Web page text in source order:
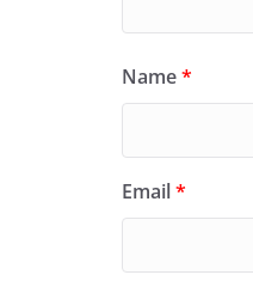
Name*
Email*